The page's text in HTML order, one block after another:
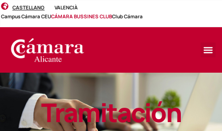
CASTELLANO
VALENCIÀ
Campus Cámara CEUCÁMARA BUSSINES CLUBClub Cámara
Tramitación